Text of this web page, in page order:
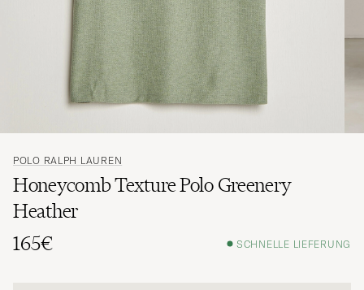
POLO RALPH LAUREN
Honeycomb Texture Polo Greenery
Heather
165€
SCHNELLE LIEFERUNG